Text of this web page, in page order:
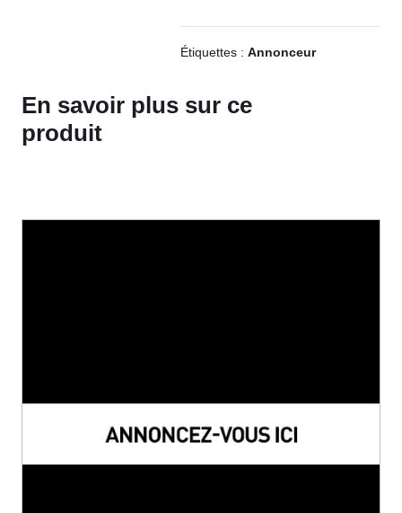
Étiquettes : Annonceur
En savoir plus sur ce
produit